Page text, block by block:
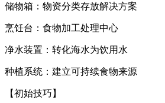
储物箱：物资分类存放解决方案
烹饪台：食物加工处理中心
净水装置：转化海水为饮用水
种植系统：建立可持续食物来源
【初始技巧】